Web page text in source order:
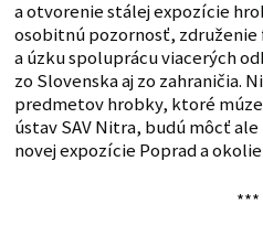
a otvorenie stálej expozície
osobitnú pozornosť,
a úzku spoluprácu viacerých
zo Slovenska aj zo zahraničia.
predmetov hrobky, ktoré
ústav SAV Nitra, budú môcť
novej expozície Poprad a
***